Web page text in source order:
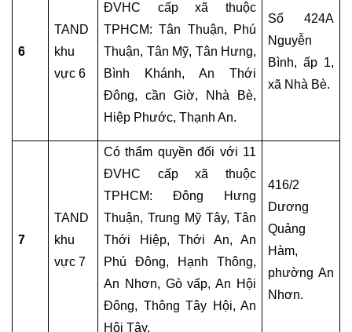
LUẬT
HÌNH
HÀNH
6
TAND
khu
vực 6
ĐVHC cấp xã thuộc
TPHCM: Tân Thuận, Phú
Thuận, Tân Mỹ, Tân Hưng,
Bình Khánh, An Thới
Đông, cần Giờ, Nhà Bè,
Hiệp Phước, Thạnh An.
Số 424A
Nguyễn
Bình, ấp 1,
xã Nhà Bè.
7
TAND
khu
vực 7
Có thẩm quyền đối với 11
ĐVHC cấp xã thuộc
TPHCM: Đông Hưng
Thuận, Trung Mỹ Tây, Tân
Thới Hiệp, Thới An, An
Phú Đông, Hạnh Thông,
An Nhơn, Gò vấp, An Hội
Đông, Thông Tây Hội, An
Hội Tây.
416/2
Dương
Quảng
Hàm,
phường An
Nhơn.